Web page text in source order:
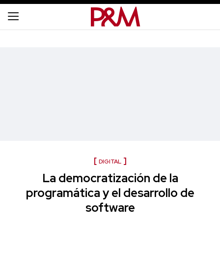
DIGITAL
La democratización de la
programática y el desarrollo de
software